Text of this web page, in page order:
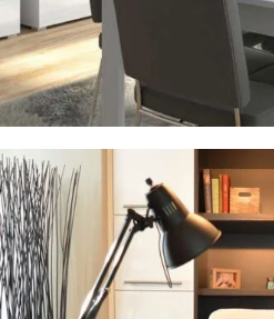
Jadalnia
Zobacz meble do jadalni